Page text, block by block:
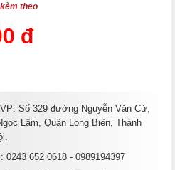
theo
đ
VP: Số 329 đường Nguyễn Văn Cừ,
Lâm, Quận Long Biên, Thành
0243 652 0618 - 0989194397